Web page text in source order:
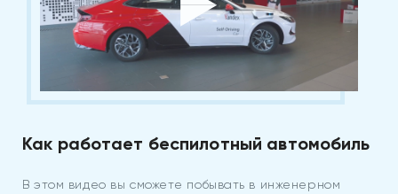
Как работает беспилотный автомобиль
В этом видео вы сможете побывать в инженерном